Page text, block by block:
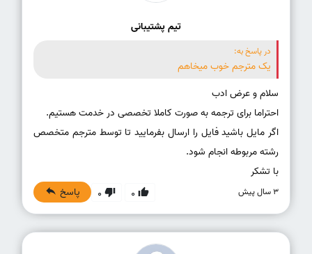
تیم پشتیبانی
در پاسخ به:
یک‌ متر‌جم‌ خوب‌ میخاهم
اگر مایل باشید فایل را ارسال بفرمایید تا توسط مترجم متخصص
با تشکر
3 سال پیش 0
0 پاسخ